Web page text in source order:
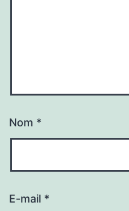
Nom *
E-mail *